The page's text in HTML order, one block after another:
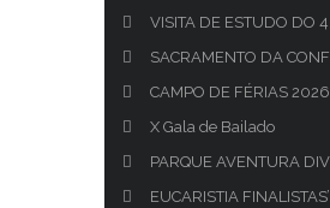
VISITA DE ESTUDO DO
SACRAMENTO DA
CAMPO DE FÉRIAS 2026
X Gala de Bailado
PARQUE AVENTURA
EUCARISTIA